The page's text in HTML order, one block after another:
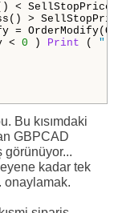
<
>
=
< 0 ) Print ( "
Bu kısımdaki
GBPCAD
görünüyor...
kadar tek
onaylamak.